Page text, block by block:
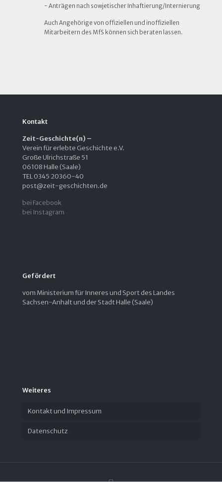
- Anträgen nach sowjetischer Inhaftierung/Internierung
Auch Angehörige von offiziellen und inoffiziellen
Mitarbeitern des MfS können sich beraten lassen.
Kontakt
Zeit-Geschichte(n) –
Verein für erlebte Geschichte e.V.
Große Ulrichstraße 51
06108 Halle (Saale)
TEL 0345 20360-40
post@zeit-geschichten.de
bei Facebook
bei Instagram
Gefördert
vom Ministerium für Inneres und Sport des Landes
Sachsen-Anhalt und der Stadt Halle (Saale)
Weiteres
Kontakt und Impressum
Datenschutz